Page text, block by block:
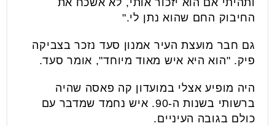
ותהיתי אם הוא יזכור אותי, לא אשכח את
החיבוק החם שהוא נתן לי."
גם חבר מועצת העיר אמנון סעד נזכר בצביקה
פיק. "הוא היא איש מאוד מיוחד", אומר סעד.
היה מופיע אצלי במועדון קה פאסה שהיה
ברשותי בשנות ה-90. איש נחמד שמדבר עם
כולם בגובה העיניים.